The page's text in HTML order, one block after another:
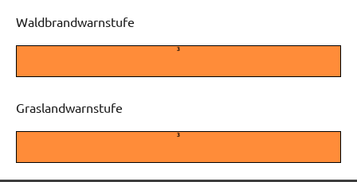
Waldbrandwarnstufe
3
Graslandwarnstufe
3